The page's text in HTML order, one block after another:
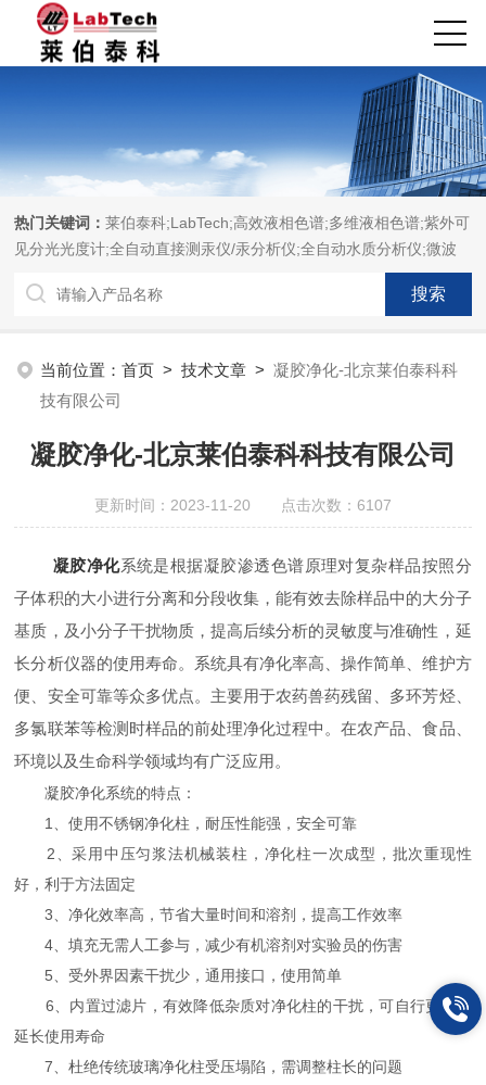
热门关键词：莱伯泰科;LabTech;高效液相色谱;多维液相色谱;紫外可
见分光光度计;全自动直接测汞仪/汞分析仪;全自动水质分析仪;微波
消解萃取系统;微波合成系统;微波灰化磺化系统;全自动固相萃取系
统;Dryvap全自动溶剂蒸发系统;激光固体烧蚀进样系统;循环水冷却
设计与工程;通风柜;化学安全柜;AAICPICP-MSUV-VISHPLC耗材和
配件
当前位置：首页 >技术文章 >凝胶净化-北京莱伯泰科科
技有限公司
凝胶净化-北京莱伯泰科科技有限公司
更新时间：2023-11-20 点击次数：6107
凝胶净化系统是根据凝胶渗透色谱原理对复杂样品按照分
子体积的大小进行分离和分段收集，能有效去除样品中的大分子
基质，及小分子干扰物质，提高后续分析的灵敏度与准确性，延
长分析仪器的使用寿命。系统具有净化率高、操作简单、维护方
便、安全可靠等众多优点。主要用于农药兽药残留、多环芳烃、
多氯联苯等检测时样品的前处理净化过程中。在农产品、食品、
环境以及生命科学领域均有广泛应用。
凝胶净化系统的特点：
1、使用不锈钢净化柱，耐压性能强，安全可靠
2、采用中压匀浆法机械装柱，净化柱一次成型，批次重现性
好，利于方法固定
3、净化效率高，节省大量时间和溶剂，提高工作效率
4、填充无需人工参与，减少有机溶剂对实验员的伤害
5、受外界因素干扰少，通用接口，使用简单
6、内置过滤片，有效降低杂质对净化柱的干扰，可自行更换，
延长使用寿命
7、杜绝传统玻璃净化柱受压塌陷，需调整柱长的问题